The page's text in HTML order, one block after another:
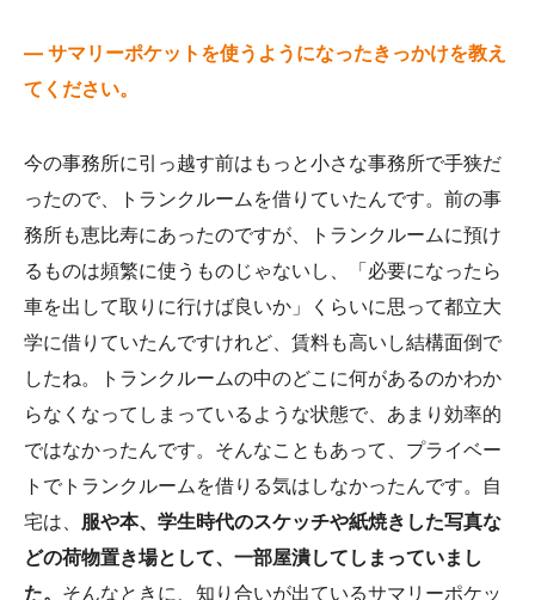
— サマリーポケットを使うようになったきっかけを教え
てください。
今の事務所に引っ越す前はもっと小さな事務所で手狭だ
ったので、トランクルームを借りていたんです。前の事
務所も恵比寿にあったのですが、トランクルームに預け
るものは頻繁に使うものじゃないし、「必要になったら
車を出して取りに行けば良いか」くらいに思って都立大
学に借りていたんですけれど、賃料も高いし結構面倒で
したね。トランクルームの中のどこに何があるのかわか
らなくなってしまっているような状態で、あまり効率的
ではなかったんです。そんなこともあって、プライベー
トでトランクルームを借りる気はしなかったんです。自
宅は、 服や本、学生時代のスケッチや紙焼きした写真な
どの荷物置き場として、一部屋潰してしまっていまし
た。 そんなときに、知り合いが出ているサマリーポケッ